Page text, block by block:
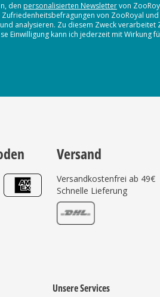
den personalisierten Newslettervon
von ZooRoyal und
analysieren. Zu diesem Zweck
Einwilligung kann ich jederzeit mit
Versand
Versandkostenfrei ab 49€
Schnelle Lieferung
Unsere Services